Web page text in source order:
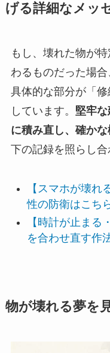
げる詳細なメッ
もし、壊れた物が
わるものだった場
具体的な部分が「
しています。 堅牢
に積み直し、確か
下の記録を照らし合
【スマホが壊れ
性の防衛はこち
【時計が止まる
を合わせ直す作
物が壊れる夢を